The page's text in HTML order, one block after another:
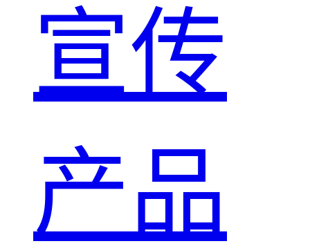
宣传
产品